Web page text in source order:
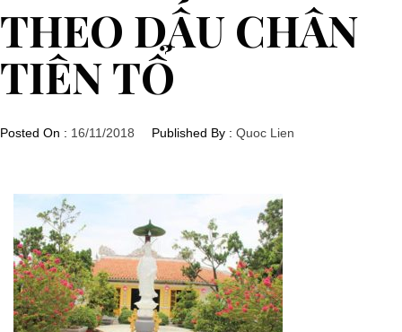
THEO DẤU CHÂN
TIÊN TỔ
Posted On : 16/11/2018 Published By : Quoc Lien